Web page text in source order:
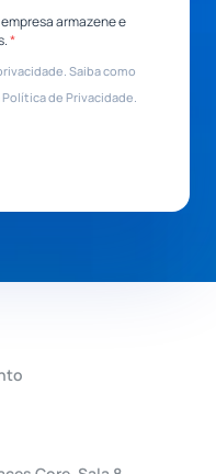
armazene e
*
Saiba como
de Privacidade.